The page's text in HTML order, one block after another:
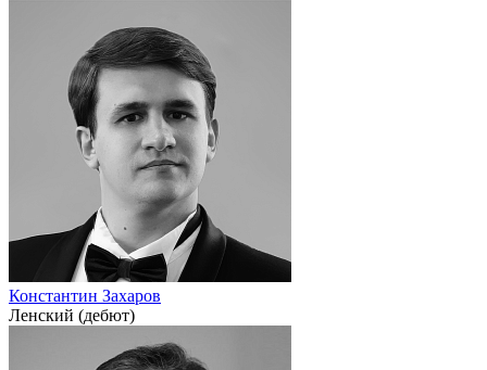
Константин Захаров
Ленский (дебют)